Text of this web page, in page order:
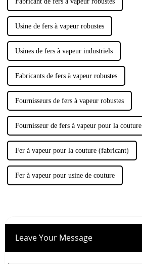
Usine de fers à vapeur robustes
Usines de fers à vapeur industriels
Fabricants de fers à vapeur robustes
Fournisseurs de fers à vapeur robustes
Fournisseur de fers à vapeur pour la couture
Fer à vapeur pour la couture (fabricant)
Fer à vapeur pour usine de couture
Leave Your Message